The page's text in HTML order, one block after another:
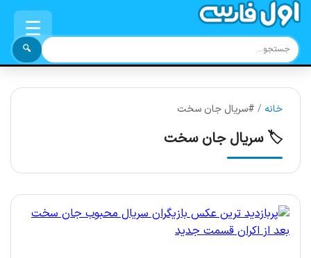
☰
🔍
خانه / #سریال جان سخت
🏷️ سریال جان سخت